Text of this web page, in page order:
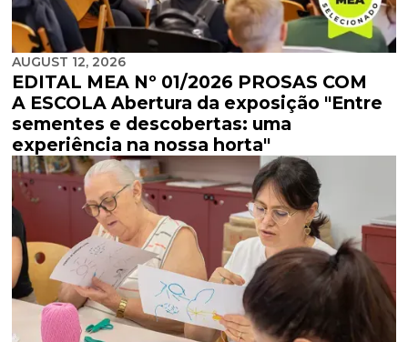
AUGUST 12, 2026
EDITAL MEA Nº 01/2026 PROSAS COM
A ESCOLA Abertura da exposição "Entre
sementes e descobertas: uma
experiência na nossa horta"